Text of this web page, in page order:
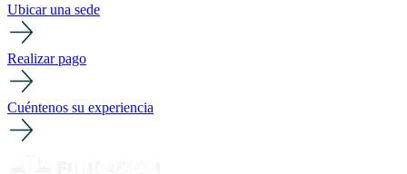
Ubicar una sede
Realizar pago
Cuéntenos su experiencia